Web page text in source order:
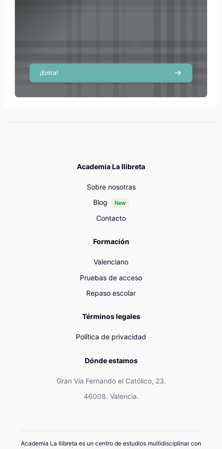
¡Entra!
Academia La llibreta
Sobre nosotras
Blog
New
Contacto
Formación
Valenciano
Pruebas de acceso
Repaso escolar
Términos legales
Política de privacidad
Dónde estamos
Gran Vía Fernando el Católico, 23.
46008. Valencia.
Academia La llibreta es un centro de estudios multidisciplinar con